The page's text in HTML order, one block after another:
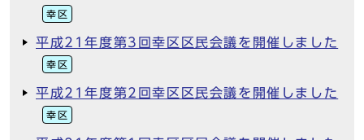
幸区
平成21年度第3回幸区区民会議を開催しました
幸区
平成21年度第2回幸区区民会議を開催しました
幸区